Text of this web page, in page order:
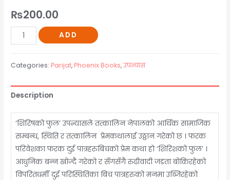
₨200.00
ADD
Categories: Parijat, Phoenix Books,उपन्यास
Description
‘शिरिषको फुल’ उपन्यासले तत्कालिन नेपालको आर्थिक सामाजिक
सम्बन्ध, स्थिति र तत्कालिन प्रेमकथालाई उठ्ठान गरेको छ । फरक
परिवेशका फरक दुई पात्रहरुबिचको प्रेम कथा हो ‘शिरिशको फुल’ ।
आधुनिक बन्न खोज्दै गरेको र सँगसँगै रुढीवादी जडता बोकिरहेको
विपरितधर्मी दुई परिस्थितिका बिच पात्रहरुको मनमा उब्जिरहेको